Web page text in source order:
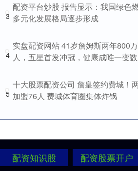
3
配资平台炒股 报告显示：我国绿色
多元化发展格局逐步形成
4
实盘配资网站 41岁詹姆斯两年800
人，五星首发冲冠，健康成唯一变数
5
十大股票配资公司 詹皇签约费城！
加盟76人 费城体育圈集体炸锅
配资知识股 配资股票开户